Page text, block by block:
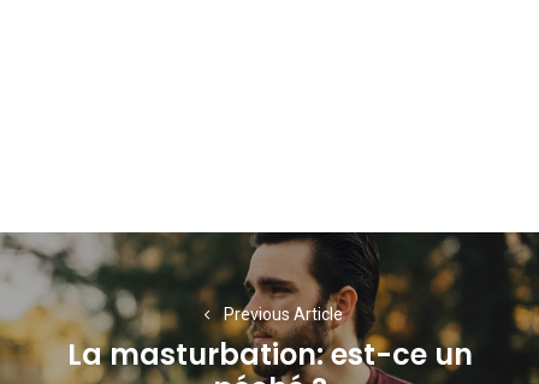
Navigation
de
l’article
Previous Article
Previous
La masturbation: est-ce un